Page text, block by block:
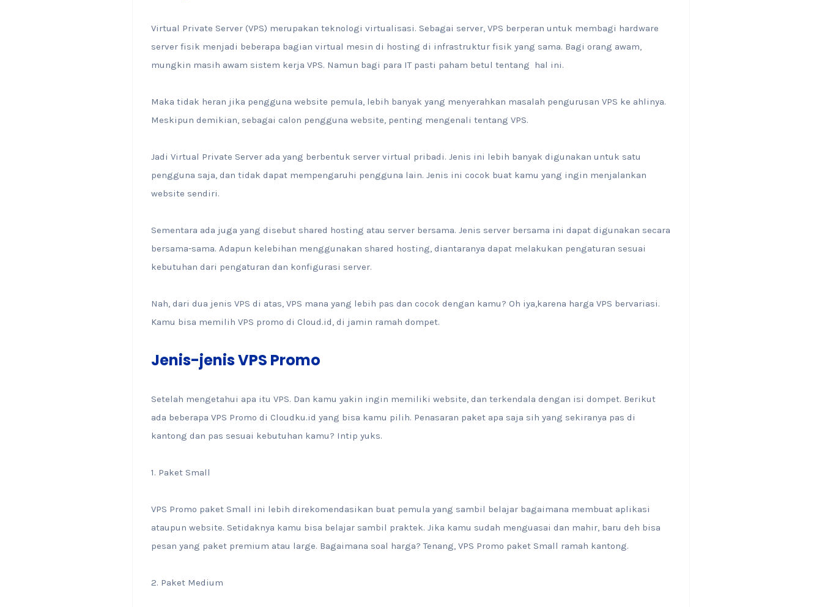
Virtual Private Server (VPS) merupakan teknologi virtualisasi. Sebagai server, VPS berperan untuk membagi hardware
server fisik menjadi beberapa bagian virtual mesin di hosting di infrastruktur fisik yang sama. Bagi orang awam,
mungkin masih awam sistem kerja VPS. Namun bagi para IT pasti paham betul tentang hal ini.
Maka tidak heran jika pengguna website pemula, lebih banyak yang menyerahkan masalah pengurusan VPS ke ahlinya.
Meskipun demikian, sebagai calon pengguna website, penting mengenali tentang VPS.
Jadi Virtual Private Server ada yang berbentuk server virtual pribadi. Jenis ini lebih banyak digunakan untuk satu
pengguna saja, dan tidak dapat mempengaruhi pengguna lain. Jenis ini cocok buat kamu yang ingin menjalankan
website sendiri.
Sementara ada juga yang disebut shared hosting atau server bersama. Jenis server bersama ini dapat digunakan secara
bersama-sama. Adapun kelebihan menggunakan shared hosting, diantaranya dapat melakukan pengaturan sesuai
kebutuhan dari pengaturan dan konfigurasi server.
Nah, dari dua jenis VPS di atas, VPS mana yang lebih pas dan cocok dengan kamu? Oh iya,karena harga VPS bervariasi.
Kamu bisa memilih VPS promo di Cloud.id, di jamin ramah dompet.
Jenis-jenis VPS Promo
Setelah mengetahui apa itu VPS. Dan kamu yakin ingin memiliki website, dan terkendala dengan isi dompet. Berikut
ada beberapa VPS Promo di Cloudku.id yang bisa kamu pilih. Penasaran paket apa saja sih yang sekiranya pas di
kantong dan pas sesuai kebutuhan kamu? Intip yuks.
1. Paket Small
VPS Promo paket Small ini lebih direkomendasikan buat pemula yang sambil belajar bagaimana membuat aplikasi
ataupun website. Setidaknya kamu bisa belajar sambil praktek. Jika kamu sudah menguasai dan mahir, baru deh bisa
pesan yang paket premium atau large. Bagaimana soal harga? Tenang, VPS Promo paket Small ramah kantong.
2. Paket Medium